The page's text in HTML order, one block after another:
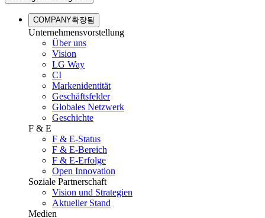
COMPANY확장됨
Unternehmensvorstellung
Über uns
Vision
LG Way
CI
Markenidentität
Geschäftsfelder
Globales Netzwerk
Geschichte
F & E
F & E-Status
F & E-Bereich
F & E-Erfolge
Open Innovation
Soziale Partnerschaft
Vision und Strategien
Aktueller Stand
Medien